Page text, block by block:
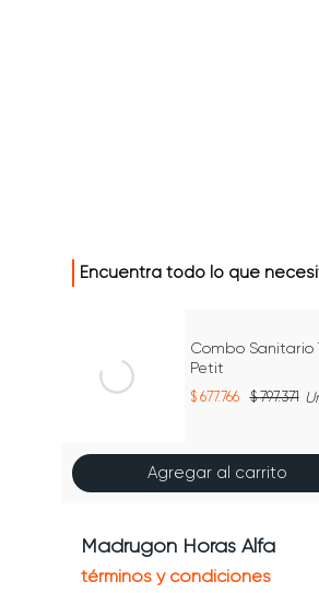
Encuentra todo lo que
Combo Sanitario
Petit
677.766 797.371
Agregar al carrito
Madrugón Horas Alfa
términos y condiciones